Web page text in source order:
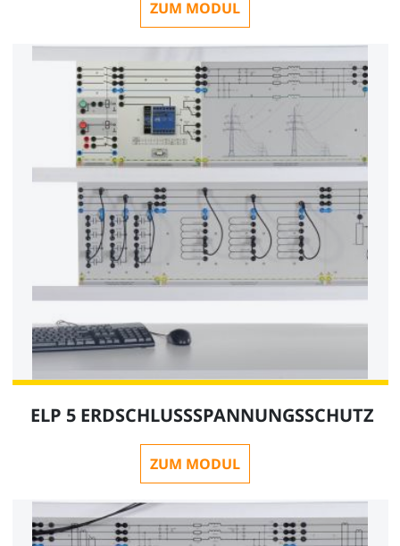
ZUM MODUL
ELP 5 ERDSCHLUSSSPANNUNGSSCHUTZ
ZUM MODUL